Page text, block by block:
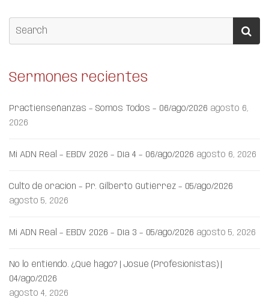
Sermones recientes
Practienseñanzas – Somos Todos – 06/ago/2026 agosto 6,
2026
Mi ADN Real – EBDV 2026 – Día 4 – 06/ago/2026 agosto 6, 2026
Culto de oración – Pr. Gilberto Gutiérrez – 05/ago/2026
agosto 5, 2026
Mi ADN Real – EBDV 2026 – Día 3 – 05/ago/2026 agosto 5, 2026
No lo entiendo. ¿Qué hago? | Josué (Profesionistas) |
04/ago/2026
agosto 4, 2026